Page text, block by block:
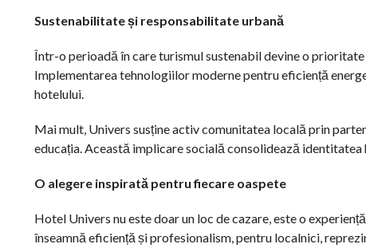
Sustenabilitate și responsabilitate urbană
Într-o perioadă în care turismul sustenabil devine o
Implementarea tehnologiilor moderne pentru eficiență
hotelului.
Mai mult, Univers susține activ comunitatea locală prin
educația. Această implicare socială consolidează
O alegere inspirată pentru fiecare oaspete
Hotel Univers nu este doar un loc de cazare, este o
înseamnă eficiență și profesionalism, pentru localnici,